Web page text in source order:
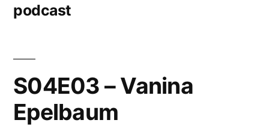
podcast
S04E03 – Vanina
Epelbaum